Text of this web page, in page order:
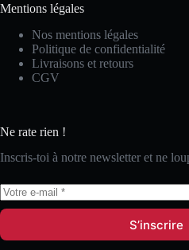
Mentions légales
Nos mentions légales
Politique de confidentialité
Livraisons et retours
CGV
Ne rate rien !
Inscris-toi à notre newsletter et ne
S’inscrire